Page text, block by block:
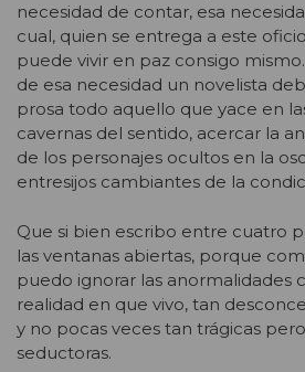
necesidad de contar, esa
cual, quien se entrega a este
puede vivir en paz consigo
de esa necesidad un novelista
prosa todo aquello que yace en
cavernas del sentido, acercar la
de los personajes ocultos en la
entresijos cambiantes de la
Que si bien escribo entre cuatro
las ventanas abiertas, porque
puedo ignorar las anormalidades
realidad en que vivo, tan
y no pocas veces tan trágicas
seductoras.